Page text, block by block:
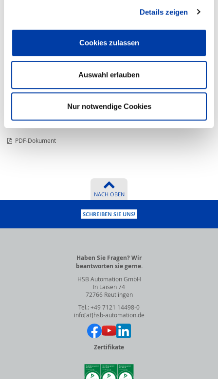
Details zeigen
Cookies zulassen
Auswahl erlauben
Nur notwendige Cookies
BESTELLBEZ.
PDF-Dokument
NACH OBEN
SCHREIBEN SIE UNS!
Haben Sie Fragen? Wir
beantworten sie gerne.
HSB Automation GmbH
In Laisen 74
72766 Reutlingen
Tel.: +49 7121 14498-0
info[at]hsb-automation.de
Zertifikate